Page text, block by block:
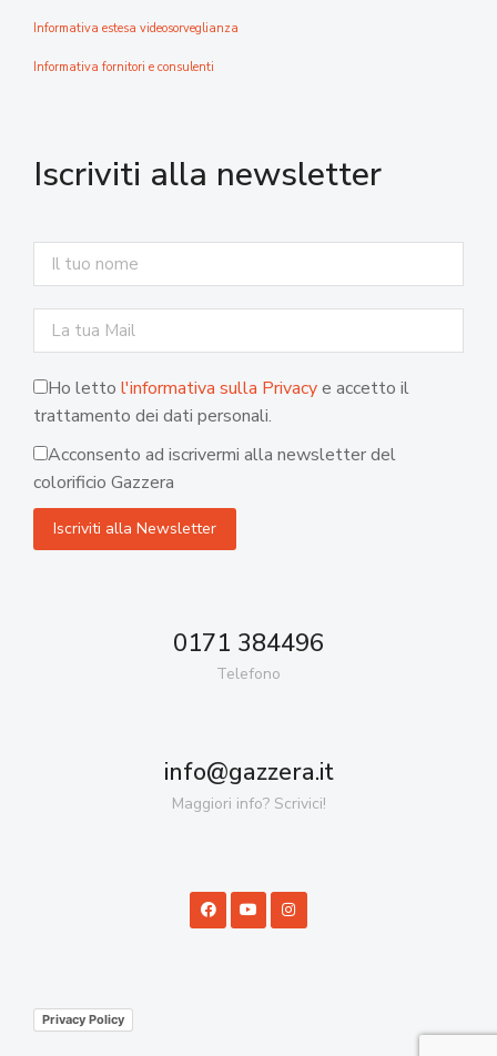
Informativa estesa videosorveglianza
Informativa fornitori e consulenti
Iscriviti alla newsletter
Ho letto l'informativa sulla Privacye accetto il
trattamento dei dati personali.
Acconsento ad iscrivermi alla newsletter del
colorificio Gazzera
0171 384496
Telefono
info@gazzera.it
Maggiori info? Scrivici!
Privacy Policy